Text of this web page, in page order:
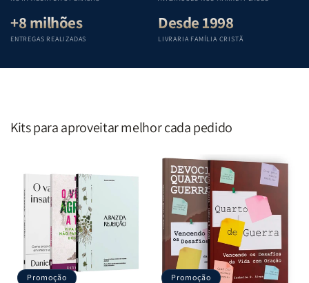
+8 milhões
ENTREGAS REALIZADAS
Desde 1998
LIVRARIA FAMÍLIA CRISTÃ
Kits para aproveitar melhor cada pedido
Promoção Promoção